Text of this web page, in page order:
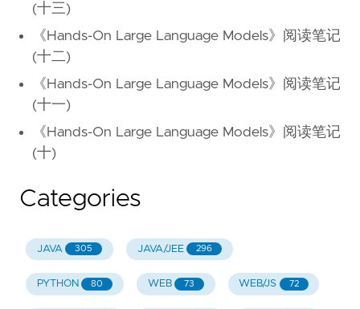
(十三)
《Hands-On Large Language Models》阅读笔记
(十二)
《Hands-On Large Language Models》阅读笔记
(十一)
《Hands-On Large Language Models》阅读笔记
(十)
Categories
JAVA 305 JAVA/JEE 296
PYTHON 80 WEB 73 WEB/JS 72